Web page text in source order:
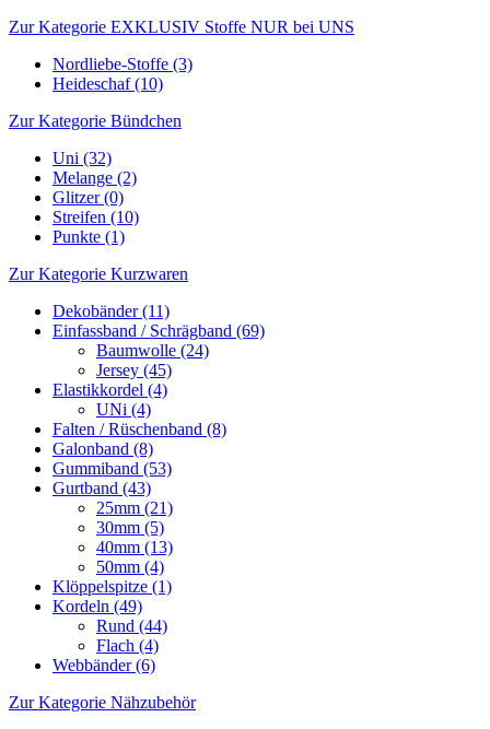
Zur Kategorie EXKLUSIV Stoffe NUR bei UNS
Nordliebe-Stoffe (3)
Heideschaf (10)
Zur Kategorie Bündchen
Uni (32)
Melange (2)
Glitzer (0)
Streifen (10)
Punkte (1)
Zur Kategorie Kurzwaren
Dekobänder (11)
Einfassband / Schrägband (69)
Baumwolle (24)
Jersey (45)
Elastikkordel (4)
UNi (4)
Falten / Rüschenband (8)
Galonband (8)
Gummiband (53)
Gurtband (43)
25mm (21)
30mm (5)
40mm (13)
50mm (4)
Klöppelspitze (1)
Kordeln (49)
Rund (44)
Flach (4)
Webbänder (6)
Zur Kategorie Nähzubehör